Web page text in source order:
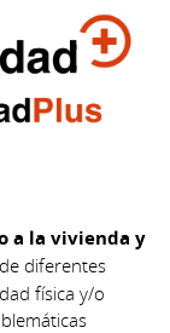
a la vivienda y
diferentes
física y/o